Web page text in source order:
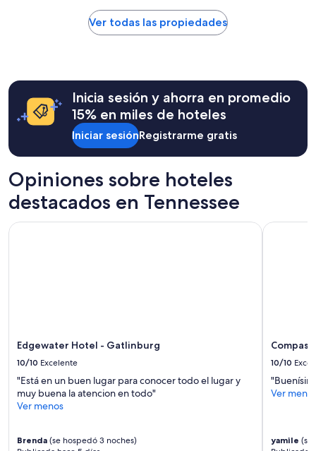
24
horas,
base
una
estancia
de
1
noche
para
2
cambios.
Aplican
términos
adicionales.
Ver todas las propiedades
Inicia sesión y ahorra en promedio
15% en miles de hoteles
Iniciar sesiónRegistrarme gratis
Opiniones sobre hoteles
destacados en Tennessee
Edgewater Hotel - Gatlinburg
10/10 Excelente
"Está en un buen lugar para conocer todo el lugar y
muy buena la atencion en todo"
Ver menos
Brenda (se hospedó 3 noches)
Edgewater Hotel - Gatlinburg
10/10
Ver
yamile (se
Compass